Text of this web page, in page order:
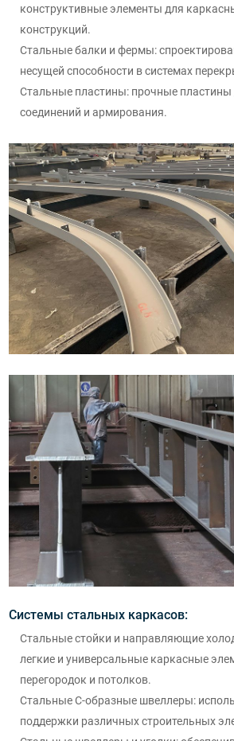
конструктивные элементы для
конструкций.
Стальные балки и фермы:
несущей способности в системах
Стальные пластины: прочные пластины
соединений и армирования.
Системы стальных каркасов:
Стальные стойки и направляющие
легкие и универсальные каркасные
перегородок и потолков.
Стальные С-образные швеллеры:
поддержки различных строительных